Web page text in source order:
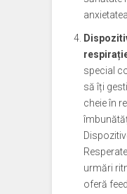
special
să îți
cheie în
urmări
oferă